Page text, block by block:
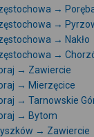
→
→
→ Nakło
→
→ Zawiercie
→ Mierzęcice
→ Tarnowskie
→ Bytom
→ Zawiercie